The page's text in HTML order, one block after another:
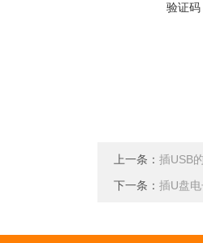
验证码
上一条： 插USB
下一条： 插U盘